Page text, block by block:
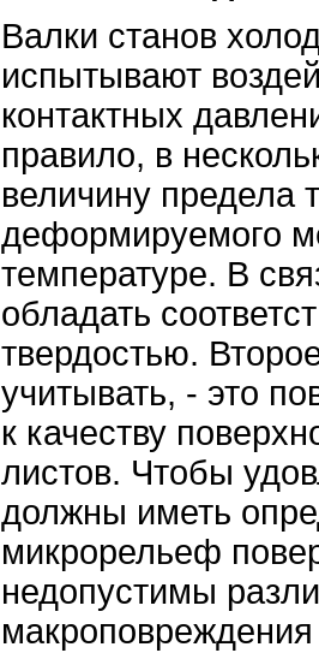
Валки станов
испытывают
контактных
правило, в
величину предела
деформируемого
температуре. В
обладать
твердостью.
учитывать, - это
к качеству
листов. Чтобы
должны иметь
микрорельеф
недопустимы